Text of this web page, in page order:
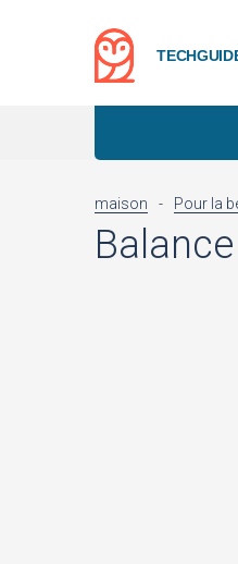
maison - Pour la
Balance